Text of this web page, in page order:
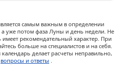
самым важным в определении
уже потом фаза Луны и день недели. Не
рекомендательный характер. При
больше на специалистов и на себя.
делает расчеты неправильно,
вопросы и ответы .